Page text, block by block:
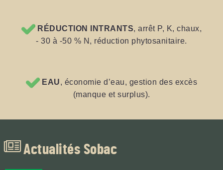
RÉDUCTION INTRANTS, arrêt P, K, chaux,
- 30 à -50 % N, réduction phytosanitaire.
EAU, économie d’eau, gestion des excès
(manque et surplus).
Actualités Sobac